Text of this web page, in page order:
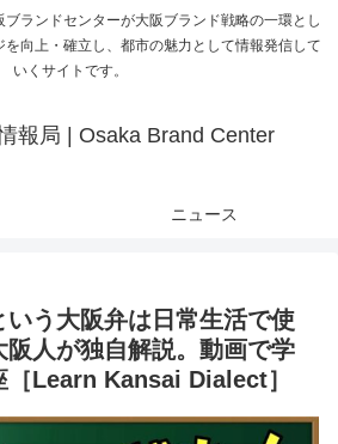
ランドセンターが大阪ブランド戦略の一環とし
向上・確立し、都市の魅力として情報発信して
いくサイトです。
報局 | Osaka Brand Center
ニュース
いう大阪弁は日常生活で使
阪人が独自解説。動画で学
［Learn Kansai Dialect］